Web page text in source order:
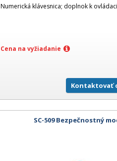
Numerická klávesnica; doplnok k
Cena na vyžiadanie
Kontaktovať
SC-509 Bezpečnostný